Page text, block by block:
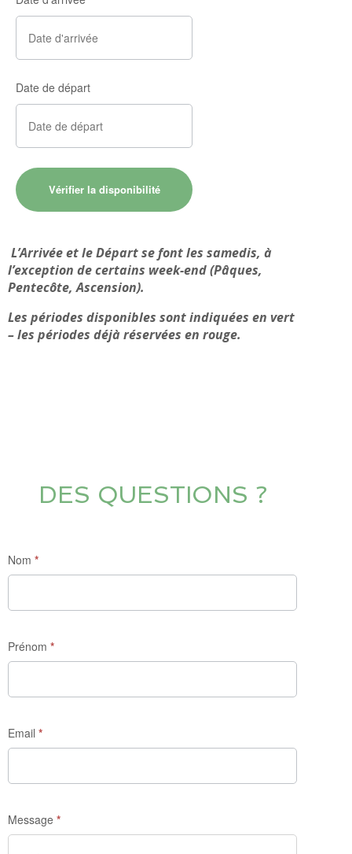
Date de départ
L’Arrivée et le Départ se font les samedis, à
l’exception de certains week-end (Pâques,
Pentecôte, Ascension).
Les périodes disponibles sont indiquées en vert
– les périodes déjà réservées en rouge.
DES QUESTIONS ?
Nom *
Prénom *
Email *
Message *